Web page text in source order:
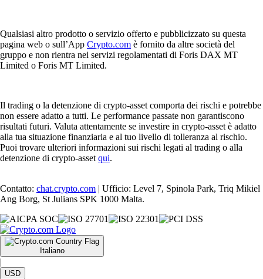
Qualsiasi altro prodotto o servizio offerto e pubblicizzato su questa
pagina web o sull’App Crypto.com è fornito da altre società del
gruppo e non rientra nei servizi regolamentati di Foris DAX MT
Limited o Foris MT Limited.
Il trading o la detenzione di crypto-asset comporta dei rischi e potrebbe
non essere adatto a tutti. Le performance passate non garantiscono
risultati futuri. Valuta attentamente se investire in crypto-asset è adatto
alla tua situazione finanziaria e al tuo livello di tolleranza al rischio.
Puoi trovare ulteriori informazioni sui rischi legati al trading o alla
detenzione di crypto-asset qui.
Contatto: chat.crypto.com | Ufficio: Level 7, Spinola Park, Triq Mikiel
Ang Borg, St Julians SPK 1000 Malta.
Italiano
|
USD